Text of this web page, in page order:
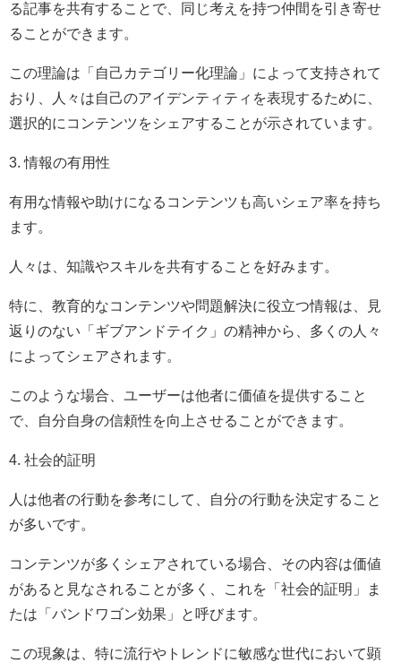
る記事を共有することで、同じ考えを持つ仲間を引き寄せ
ることができます。
この理論は「自己カテゴリー化理論」によって支持されて
おり、人々は自己のアイデンティティを表現するために、
選択的にコンテンツをシェアすることが示されています。
3. 情報の有用性
有用な情報や助けになるコンテンツも高いシェア率を持ち
ます。
人々は、知識やスキルを共有することを好みます。
特に、教育的なコンテンツや問題解決に役立つ情報は、見
返りのない「ギブアンドテイク」の精神から、多くの人々
によってシェアされます。
このような場合、ユーザーは他者に価値を提供すること
で、自分自身の信頼性を向上させることができます。
4. 社会的証明
人は他者の行動を参考にして、自分の行動を決定すること
が多いです。
コンテンツが多くシェアされている場合、その内容は価値
があると見なされることが多く、これを「社会的証明」ま
たは「バンドワゴン効果」と呼びます。
この現象は、特に流行やトレンドに敏感な世代において顕